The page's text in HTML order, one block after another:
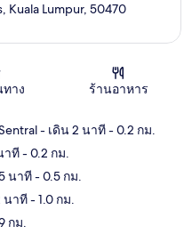
นที่
Kuala Lumpur, 50470
ทาง ร้านอาหาร
- เดิน 2 นาที- 0.2 กม.
าที- 0.2 กม.
นาที- 0.5 กม.
นาที- 1.0 กม.
กม.